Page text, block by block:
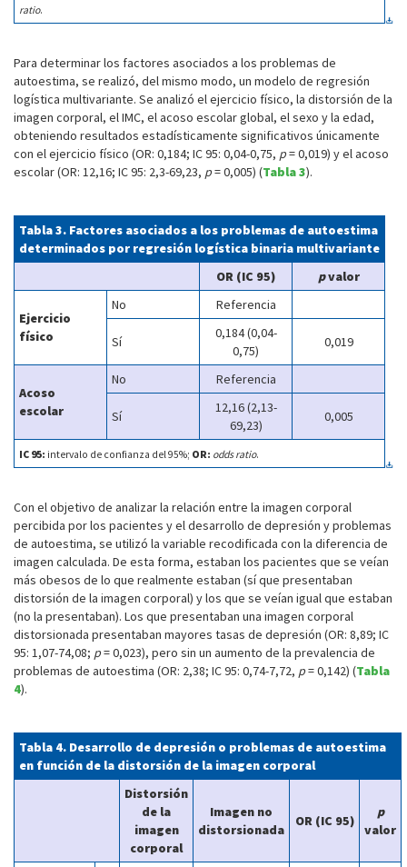
ratio.
Para determinar los factores asociados a los problemas de
autoestima, se realizó, del mismo modo, un modelo de regresión
logística multivariante. Se analizó el ejercicio físico, la distorsión de la
imagen corporal, el IMC, el acoso escolar global, el sexo y la edad,
obteniendo resultados estadísticamente significativos únicamente
con el ejercicio físico (OR: 0,184; IC 95: 0,04-0,75, p= 0,019) y el acoso
escolar (OR: 12,16; IC 95: 2,3-69,23, p= 0,005) (Tabla 3).
Tabla 3. Factores asociados a los problemas de autoestima
determinados por regresión logística binaria multivariante
OR (IC 95)
pvalor
Ejercicio
físico
No Referencia
Sí
0,184 (0,04-
0,75)
0,019
Acoso
escolar
No Referencia
Sí
12,16 (2,13-
69,23)
0,005
IC 95: intervalo de confianza del 95%; OR: odds ratio.
Con el objetivo de analizar la relación entre la imagen corporal
percibida por los pacientes y el desarrollo de depresión y problemas
de autoestima, se utilizó la variable recodificada con la diferencia de
imagen calculada. De esta forma, estaban los pacientes que se veían
más obesos de lo que realmente estaban (sí que presentaban
distorsión de la imagen corporal) y los que se veían igual que estaban
(no la presentaban). Los que presentaban una imagen corporal
distorsionada presentaban mayores tasas de depresión (OR: 8,89; IC
95: 1,07-74,08; p= 0,023), pero sin un aumento de la prevalencia de
problemas de autoestima (OR: 2,38; IC 95: 0,74-7,72, p= 0,142) (Tabla
4).
Tabla 4. Desarrollo de depresión o problemas de autoestima
en función de la distorsión de la imagen corporal
Distorsión
de la
imagen
corporal
Imagen no
distorsionada
OR (IC 95)
p
valor